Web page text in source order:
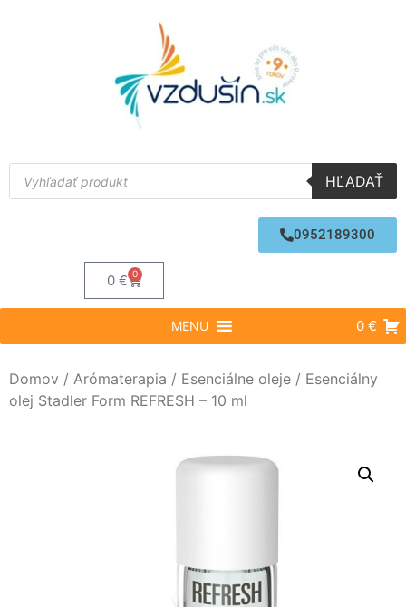
HĽADAŤ
0952189300
0€ 0
MENU 0 €
Domov / Arómaterapia / Esenciálne oleje / Esenciálny
olej Stadler Form REFRESH – 10 ml
Nevyhnutné